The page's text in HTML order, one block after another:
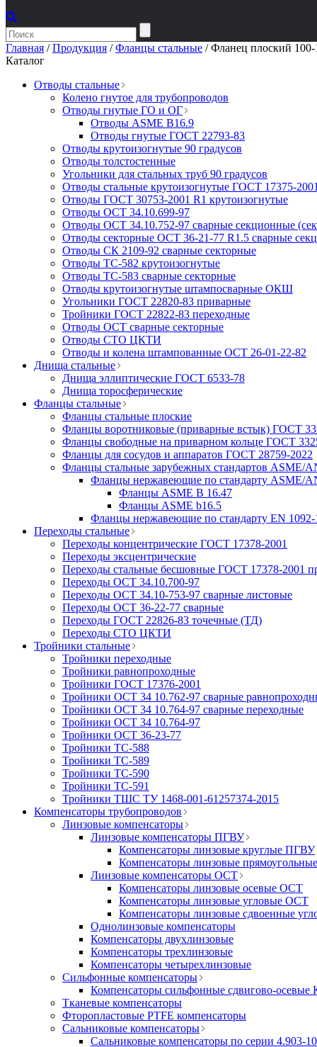
Главная /Продукция /Фланцы стальные /Фланец плоский
Каталог
Отводы стальные
Колено гнутое для трубопроводов
Отводы гнутые ГО и ОГ
Отводы ASME B16.9
Отводы гнутые ГОСТ 22793-83
Отводы крутоизогнутые 90 градусов
Отводы толстостенные
Угольники для стальных труб 90 градусов
Отводы стальные крутоизогнутые ГОСТ 17375-2001
Отводы ГОСТ 30753-2001 R1 крутоизогнутые
Отводы ОСТ 34.10.699-97
Отводы ОСТ 34.10.752-97 сварные секционные
Отводы секторные ОСТ 36-21-77 R1.5 сварные
Отводы СК 2109-92 сварные секторные
Отводы ТС-582 крутоизогнутые
Отводы ТС-583 сварные секторные
Отводы крутоизогнутые штампосварные ОКШ
Угольники ГОСТ 22820-83 приварные
Тройники ГОСТ 22822-83 переходные
Отводы ОСТ сварные секторные
Отводы СТО ЦКТИ
Отводы и колена штампованные ОСТ 26-01-22-82
Днища стальные
Днища эллиптические ГОСТ 6533-78
Днища торосферические
Фланцы стальные
Фланцы стальные плоские
Фланцы воротниковые (приварные встык) ГОСТ
Фланцы свободные на приварном кольце ГОСТ
Фланцы для сосудов и аппаратов ГОСТ 28759-2022
Фланцы стальные зарубежных стандартов ASME/
Фланцы нержавеющие по стандарту ASME/
Фланцы ASME B 16.47
Фланцы ASME b16.5
Фланцы нержавеющие по стандарту EN 1092-
Переходы стальные
Переходы концентрические ГОСТ 17378-2001
Переходы эксцентрические
Переходы стальные бесшовные ГОСТ 17378-2001
Переходы ОСТ 34.10.700-97
Переходы ОСТ 34.10-753-97 сварные листовые
Переходы ОСТ 36-22-77 сварные
Переходы ГОСТ 22826-83 точечные (ТД)
Переходы СТО ЦКТИ
Тройники стальные
Тройники переходные
Тройники равнопроходные
Тройники ГОСТ 17376-2001
Тройники ОСТ 34 10.762-97 сварные
Тройники ОСТ 34 10.764-97 сварные переходные
Тройники ОСТ 34 10.764-97
Тройники ОСТ 36-23-77
Тройники ТС-588
Тройники ТС-589
Тройники ТС-590
Тройники ТС-591
Тройники ТШС ТУ 1468-001-61257374-2015
Компенсаторы трубопроводов
Линзовые компенсаторы
Линзовые компенсаторы ПГВУ
Компенсаторы линзовые круглые ПГВУ
Компенсаторы линзовые
Линзовые компенсаторы ОСТ
Компенсаторы линзовые осевые ОСТ
Компенсаторы линзовые угловые ОСТ
Компенсаторы линзовые сдвоенные
Однолинзовые компенсаторы
Компенсаторы двухлинзовые
Компенсаторы трехлинзовые
Компенсаторы четырехлинзовые
Сильфонные компенсаторы
Компенсаторы сильфонные сдвигово-
Тканевые компенсаторы
Фторопластовые PTFE компенсаторы
Сальниковые компенсаторы
Сальниковые компенсаторы по серии 4.903-